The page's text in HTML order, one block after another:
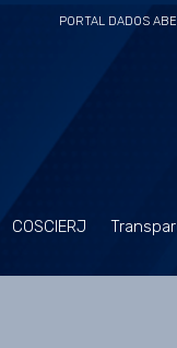
PORTAL DADOS
COSCIERJ